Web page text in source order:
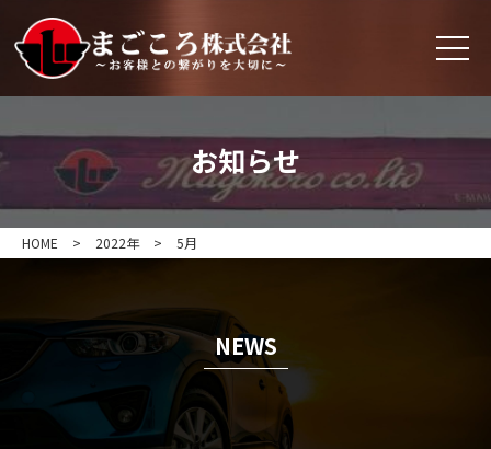
お知らせ
HOME > 2022年 > 5月
NEWS